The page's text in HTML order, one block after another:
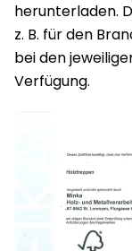
herunterladen.
z. B. für den
bei den
Verfügung.